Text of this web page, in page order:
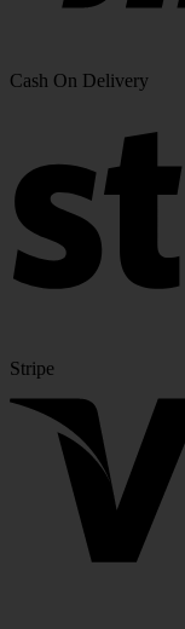
Cash On Delivery
Stripe